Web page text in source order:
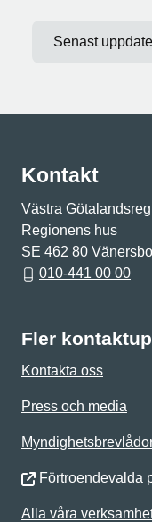
Senast
Kontakt
Västra
Regionens hus
SE 462 80
010-441 00 00
Fler
Kontakta oss
Press och media
Förtroendevalda
Alla våra